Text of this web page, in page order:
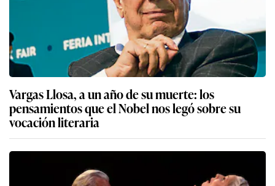
Vargas Llosa, a un año de su muerte: los
pensamientos que el Nobel nos legó sobre su
vocación literaria